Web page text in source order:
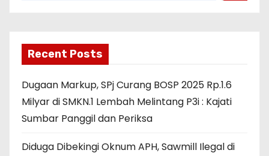
Recent Posts
Dugaan Markup, SPj Curang BOSP 2025 Rp.1.6
Milyar di SMKN.1 Lembah Melintang P3i : Kajati
Sumbar Panggil dan Periksa
Diduga Dibekingi Oknum APH, Sawmill Ilegal di